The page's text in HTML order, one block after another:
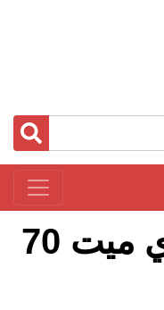
مواصفات هواوي ميت 70